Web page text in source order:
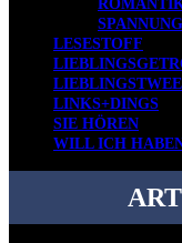
SPANNUNG
LESESTOFF
LINKS+DINGS
SIE HÖREN
WILL ICH